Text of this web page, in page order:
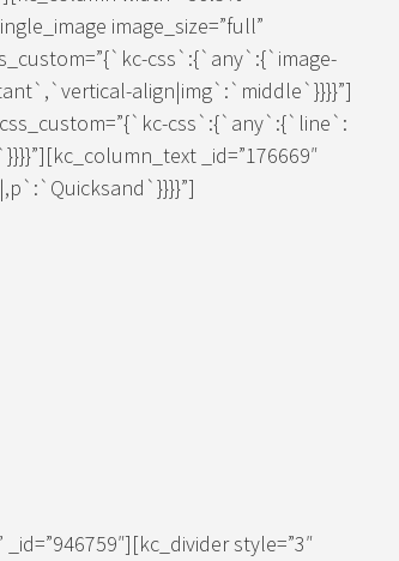
image_size=”full”
css`:{`any`:{`image-
align|img`:`middle`}}}}”]
css_custom=”{`kc-css`:{`any`:{`line`:
_id=”176669″
style=”3″